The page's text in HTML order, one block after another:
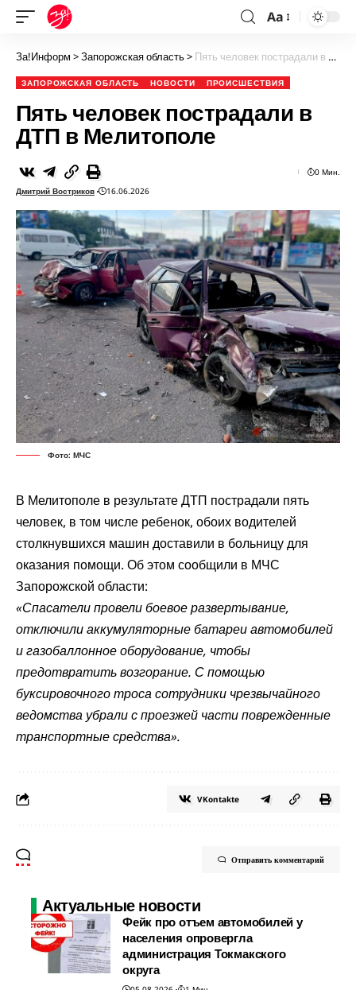
Aa
За!Информ >Запорожская область> Пять человек пострадали в ДТП в Мелитополе
ЗАПОРОЖСКАЯ ОБЛАСТЬ НОВОСТИ ПРОИСШЕСТВИЯ
Пять человек пострадали в
ДТП в Мелитополе
Дмитрий Востриков 16.06.2026
0 Мин.
Фото: МЧС
В Мелитополе в результате ДТП пострадали пять
человек, в том числе ребенок, обоих водителей
столкнувшихся машин доставили в больницу для
оказания помощи. Об этом сообщили в МЧС
Запорожской области:
«Спасатели провели боевое развертывание,
отключили аккумуляторные батареи автомобилей
и газобаллонное оборудование, чтобы
предотвратить возгорание. С помощью
буксировочного троса сотрудники чрезвычайного
ведомства убрали с проезжей части поврежденные
транспортные средства».
VKontakte
Отправить комментарий
Актуальные новости
Фейк про отъем автомобилей у
населения опровергла
администрация Токмакского
округа